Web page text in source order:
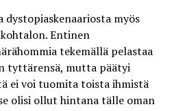
dystopiaskenaariosta myös
Entinen
tekemällä pelastaa
tyttärensä, mutta päätyi
ei voi tuomita toista ihmistä
olisi ollut hintana tälle oman